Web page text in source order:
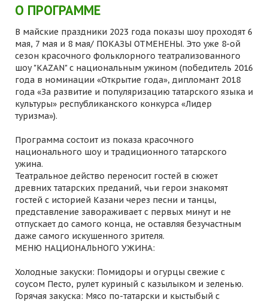
О ПРОГРАММЕ
В майские праздники 2023 года показы шоу проходят 6
мая, 7 мая и 8 мая/ ПОКАЗЫ ОТМЕНЕНЫ. Это уже 8-ой
сезон красочного фольклорного театрализованного
шоу "KAZAN" с национальным ужином (победитель 2016
года в номинации «Открытие года», дипломант 2018
года «За развитие и популяризацию татарского языка и
культуры» республиканского конкурса «Лидер
туризма»).
Программа состоит из показа красочного
национального шоу и традиционного татарского
ужина.
Театральное действо переносит гостей в сюжет
древних татарских преданий, чьи герои знакомят
гостей с историей Казани через песни и танцы,
представление завораживает с первых минут и не
отпускает до самого конца, не оставляя безучастным
даже самого искушенного зрителя.
МЕНЮ НАЦИОНАЛЬНОГО УЖИНА:
Холодные закуски: Помидоры и огурцы свежие с
соусом Песто, рулет куриный с казылыком и зеленью.
Горячая закуска: Мясо по-татарски и кыстыбый с